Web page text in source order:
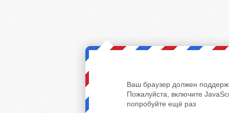
Ваш браузер должен
Пожалуйста, включите
попробуйте ещё раз